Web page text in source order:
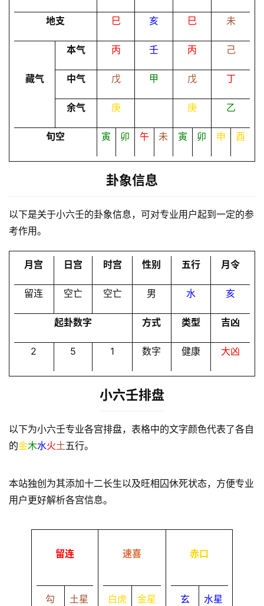
命
A
会
登录 注册
地支 巳 亥 巳 未
本气 丙 壬 丙 己
藏气 中气 戊 甲 戊 丁
余气 庚 庚 乙
旬空 寅 卯 午 未 寅 卯 申 酉
卦象信息
以下是关于小六壬的卦象信息，可对专业用户起到一定的参
考作用。
月宫 日宫 时宫 性别 五行 月令
留连 空亡 空亡 男 水 亥
起卦数字 方式 类型 吉凶
2 5 1 数字 健康 大凶
小六壬排盘
以下为小六壬专业各宫排盘，表格中的文字颜色代表了各自
的金木水火土五行。
本站独创为其添加十二长生以及旺相囚休死状态，方便专业
用户更好解析各宫信息。
留连
勾
土星
速喜
白虎 金星
赤口
玄
水星